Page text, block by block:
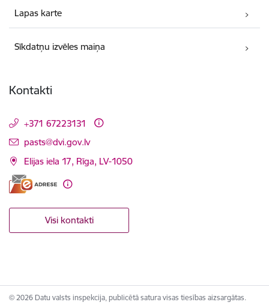
Lapas karte
Sīkdatņu izvēles maiņa
Kontakti
+371 67223131
E-pasts:
pasts@dvi.gov.lv
Elijas iela 17, Rīga, LV-1050
Visi kontakti
© 2026 Datu valsts inspekcija, publicētā satura visas tiesības aizsargātas.